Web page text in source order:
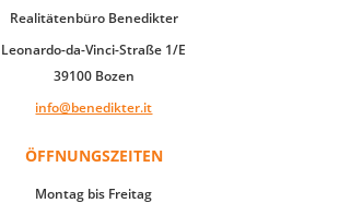
Realitätenbüro Benedikter
Leonardo-da-Vinci-Straße 1/E
39100 Bozen
info@benedikter.it
ÖFFNUNGSZEITEN
Montag bis Freitag